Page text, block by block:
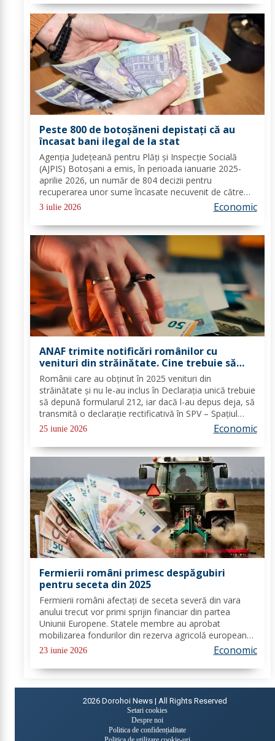
Peste 800 de botoșăneni depistați că au
încasat bani ilegal de la stat
Agenția Județeană pentru Plăți și Inspecție Socială
(AJPIS) Botoșani a emis, în perioada ianuarie 2025-
aprilie 2026, un număr de 804 decizii pentru
recuperarea unor sume încasate necuvenit de către
beneficiarii venitului minim de incluziune, în cuantum
3 iulie 2026 Economic
ANAF trimite notificări românilor cu
venituri din străinătate. Cine trebuie să
depună urgent Declarația Unică 212
Românii care au obţinut în 2025 venituri din
străinătate şi nu le-au inclus în Declaraţia unică trebuie
să depună formularul 212, iar dacă l-au depus deja, să
transmită o declaraţie rectificativă în SPV – Spaţiul
Privat Virtual. Persoanele aflate în această situaţie vor
25 iunie 2026 Economic
Fermierii români primesc despăgubiri
pentru seceta din 2025
Fermierii români afectați de seceta severă din vara
anului trecut vor primi sprijin financiar din partea
Uniunii Europene. Statele membre au aprobat
mobilizarea fondurilor din rezerva agricolă europeană,
iar României îi revin 14,8 milioane de euro pentru
23 iunie 2026 Economic
2026 Dorohoi News | All Rights Reserved
Setari cookies
Despre noi
Politica de confidențialitate